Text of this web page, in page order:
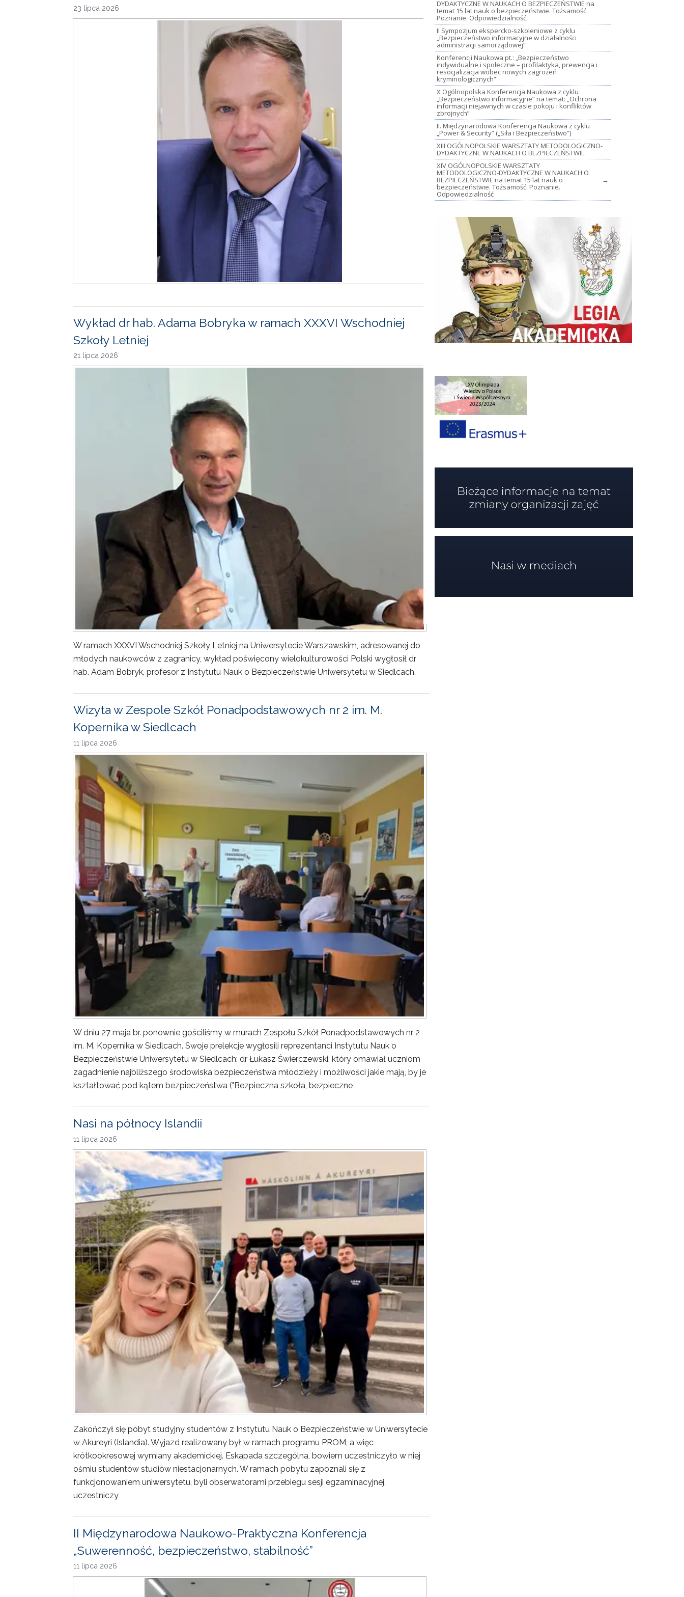
23 lipca 2026
Wykład dr hab. Adama Bobryka w ramach XXXVI Wschodniej
Szkoły Letniej
21 lipca 2026
W ramach XXXVI Wschodniej Szkoły Letniej na Uniwersytecie Warszawskim, adresowanej do
młodych naukowców z zagranicy, wykład poświęcony wielokulturowości Polski wygłosił dr
hab. Adam Bobryk, profesor z Instytutu Nauk o Bezpieczeństwie Uniwersytetu w Siedlcach.
Wizyta w Zespole Szkół Ponadpodstawowych nr 2 im. M.
Kopernika w Siedlcach
11 lipca 2026
W dniu 27 maja br. ponownie gościliśmy w murach Zespołu Szkół Ponadpodstawowych nr 2
im. M. Kopernika w Siedlcach. Swoje prelekcje wygłosili reprezentanci Instytutu Nauk o
Bezpieczeństwie Uniwersytetu w Siedlcach: dr Łukasz Świerczewski, który omawiał uczniom
zagadnienie najbliższego środowiska bezpieczeństwa młodzieży i możliwości jakie mają, by je
kształtować pod kątem bezpieczeństwa ("Bezpieczna szkoła, bezpieczne
Nasi na północy Islandii
11 lipca 2026
Zakończył się pobyt studyjny studentów z Instytutu Nauk o Bezpieczeństwie w Uniwersytecie
w Akureyri (Islandia). Wyjazd realizowany był w ramach programu PROM, a więc
krótkookresowej wymiany akademickiej. Eskapada szczególna, bowiem uczestniczyło w niej
ośmiu studentów studiów niestacjonarnych. W ramach pobytu zapoznali się z
funkcjonowaniem uniwersytetu, byli obserwatorami przebiegu sesji egzaminacyjnej,
uczestniczy
II Międzynarodowa Naukowo-Praktyczna Konferencja
„Suwerenność, bezpieczeństwo, stabilność”
11 lipca 2026
DYDAKTYCZNE W NAUKACH O BEZPIECZEŃSTWIE na
temat 15 lat nauk o bezpieczeństwie. Tożsamość.
Poznanie. Odpowiedzialność
II Sympozjum ekspercko-szkoleniowe z cyklu
„Bezpieczeństwo informacyjne w działalności
administracji samorządowej”
Konferencji Naukowa pt.: „Bezpieczeństwo
indywidualne i społeczne – profilaktyka, prewencja i
resocjalizacja wobec nowych zagrożeń
kryminologicznych”
X Ogólnopolska Konferencja Naukowa z cyklu
„Bezpieczeństwo informacyjne” na temat: „Ochrona
informacji niejawnych w czasie pokoju i konfliktów
zbrojnych”
II. Międzynarodowa Konferencja Naukowa z cyklu
„Power & Security” („Siła i Bezpieczeństwo”)
XIII OGÓLNOPOLSKIE WARSZTATY METODOLOGICZNO-
DYDAKTYCZNE W NAUKACH O BEZPIECZEŃSTWIE
XIV OGÓLNOPOLSKIE WARSZTATY
METODOLOGICZNO-DYDAKTYCZNE W NAUKACH O
BEZPIECZEŃSTWIE na temat 15 lat nauk o
bezpieczeństwie. Tożsamość. Poznanie.
Odpowiedzialność
→